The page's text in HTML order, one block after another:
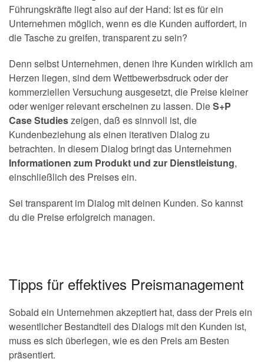
Führungskräfte liegt also auf der Hand: Ist es für ein
Unternehmen möglich, wenn es die Kunden auffordert, in
die Tasche zu greifen, transparent zu sein?
Denn selbst Unternehmen, denen ihre Kunden wirklich am
Herzen liegen, sind dem Wettbewerbsdruck oder der
kommerziellen Versuchung ausgesetzt, die Preise kleiner
oder weniger relevant erscheinen zu lassen. DieS+P
Case Studieszeigen, daß es sinnvoll ist, die
Kundenbeziehung als einen iterativen Dialog zu
betrachten. In diesem Dialog bringt das Unternehmen
Informationen zum Produkt und zur Dienstleistung,
einschließlich des Preises ein.
Sei transparent im Dialog mit deinen Kunden. So kannst
du die Preise erfolgreich managen.
Tipps für effektives Preismanagement
Sobald ein Unternehmen akzeptiert hat, dass der Preis ein
wesentlicher Bestandteil des Dialogs mit den Kunden ist,
muss es sich überlegen, wie es den Preis am Besten
präsentiert.